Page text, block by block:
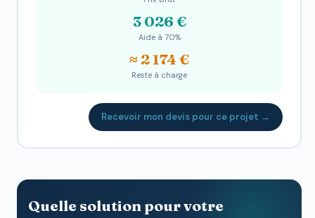
3 026 €
Aide à 70%
≈ 2 174 €
Reste à charge
Recevoir mon devis pour ce projet →
Quelle solution pour votre